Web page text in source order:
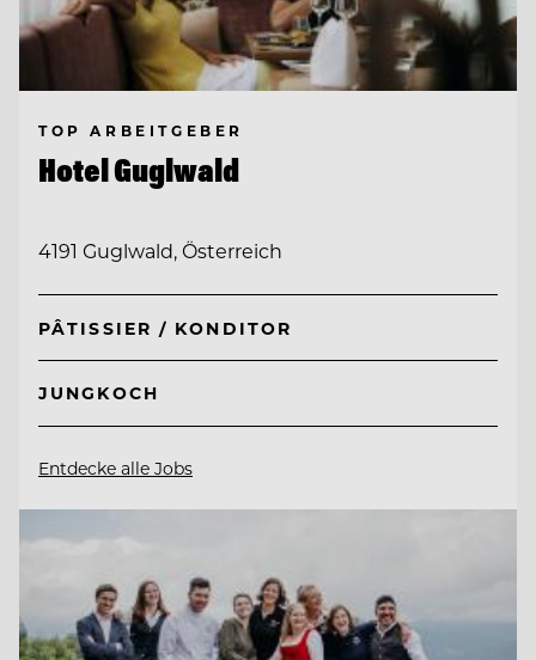
TOP ARBEITGEBER
Hotel Guglwald
4191 Guglwald, Österreich
PÂTISSIER / KONDITOR
JUNGKOCH
Entdecke alle Jobs